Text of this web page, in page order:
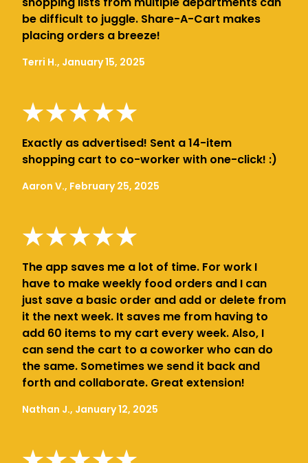
be difficult to juggle. Share-A-Cart makes
placing orders a breeze!
Terri H., January 15, 2025
Exactly as advertised! Sent a 14-item
shopping cart to co-worker with one-click! :)
Aaron V., February 25, 2025
The app saves me a lot of time. For work I
have to make weekly food orders and I can
just save a basic order and add or delete from
it the next week. It saves me from having to
add 60 items to my cart every week. Also, I
can send the cart to a coworker who can do
the same. Sometimes we send it back and
forth and collaborate. Great extension!
Nathan J., January 12, 2025